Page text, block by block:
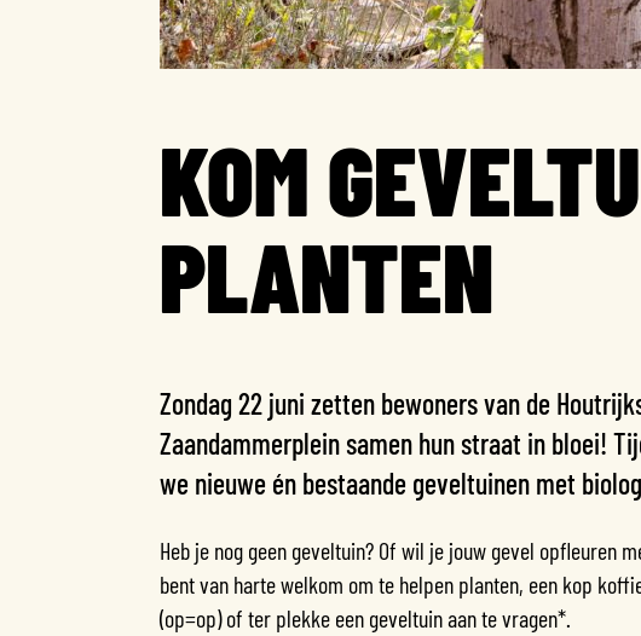
KOM
PLANTEN
Zondag 22 juni zetten bewoners van de
Zaandammerplein samen hun straat in bloei!
we nieuwe én bestaande geveltuinen met
Heb je nog geen geveltuin? Of wil je jouw gevel opfleuren
bent van harte welkom om te helpen planten, een kop
(op=op) of ter plekke een geveltuin aan te vragen*.